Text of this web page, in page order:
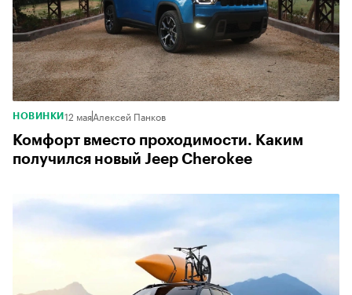
НОВИНКИ 12 маяАлексей Панков
Комфорт вместо проходимости. Каким
получился новый Jeep Cherokee